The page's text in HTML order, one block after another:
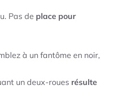
Pas de place pour
à un fantôme en noir,
un deux-roues résulte